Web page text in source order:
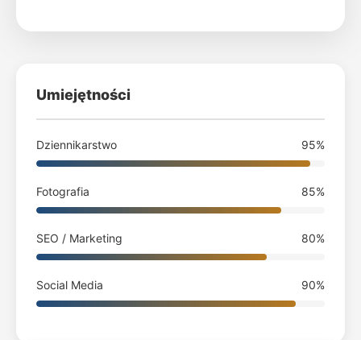
Umiejętności
Dziennikarstwo 95%
Fotografia 85%
SEO / Marketing 80%
Social Media 90%